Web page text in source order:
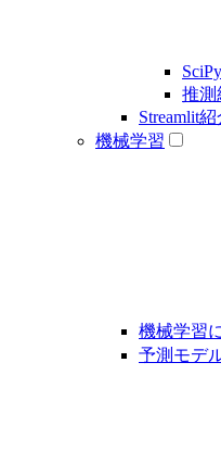
推測
Streamlit紹
機械学習
機械学習
予測モデ